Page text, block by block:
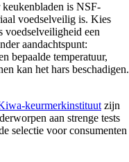
is NSF-
voedselveilig is. Kies
voedselveiligheid een
aandachtspunt:
bepaalde temperatuur,
kan het hars beschadigen.
keurmerkinstituut zijn
aan strenge tests
selectie voor consumenten